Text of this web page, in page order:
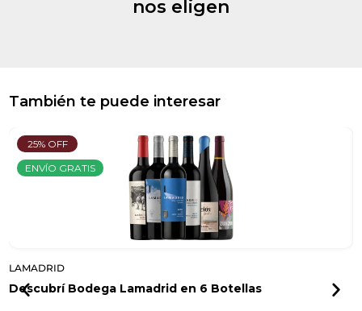
nos eligen
También te puede interesar
25% OFF
ENVÍO GRATIS
LAMADRID
Descubrí Bodega Lamadrid en 6 Botellas